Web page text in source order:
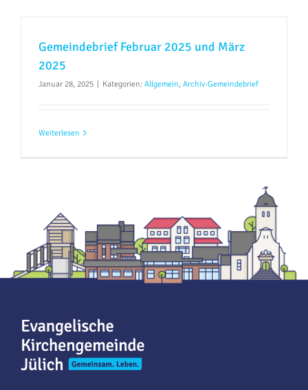
Gemeindebrief Februar 2025 und März
2025
Januar 28, 2025 Kategorien: Allgemein, Archiv-Gemeindebrief
Weiterlesen